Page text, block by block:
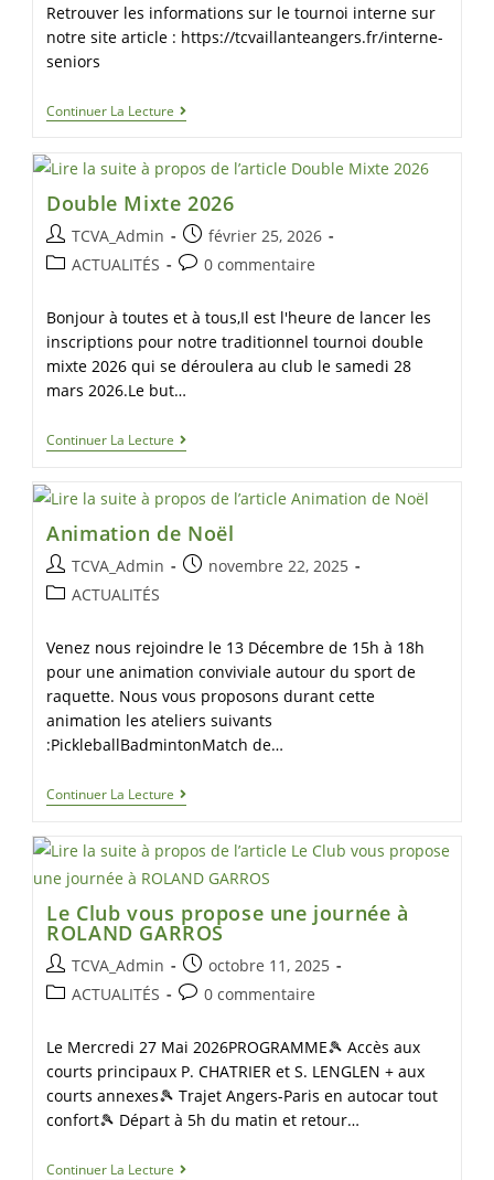
Retrouver les informations sur le tournoi interne sur
notre site article : https://tcvaillanteangers.fr/interne-
seniors
Continuer La Lecture
Double Mixte 2026
TCVA_Admin
février 25, 2026
ACTUALITÉS
0 commentaire
Bonjour à toutes et à tous,Il est l'heure de lancer les
inscriptions pour notre traditionnel tournoi double
mixte 2026 qui se déroulera au club le samedi 28
mars 2026.Le but…
Continuer La Lecture
Animation de Noël
TCVA_Admin
novembre 22, 2025
ACTUALITÉS
Venez nous rejoindre le 13 Décembre de 15h à 18h
pour une animation conviviale autour du sport de
raquette. Nous vous proposons durant cette
animation les ateliers suivants
:PickleballBadmintonMatch de…
Continuer La Lecture
Le Club vous propose une journée à
ROLAND GARROS
TCVA_Admin
octobre 11, 2025
ACTUALITÉS
0 commentaire
Le Mercredi 27 Mai 2026PROGRAMME🎾 Accès aux
courts principaux P. CHATRIER et S. LENGLEN + aux
courts annexes🎾 Trajet Angers-Paris en autocar tout
confort🎾 Départ à 5h du matin et retour…
Continuer La Lecture